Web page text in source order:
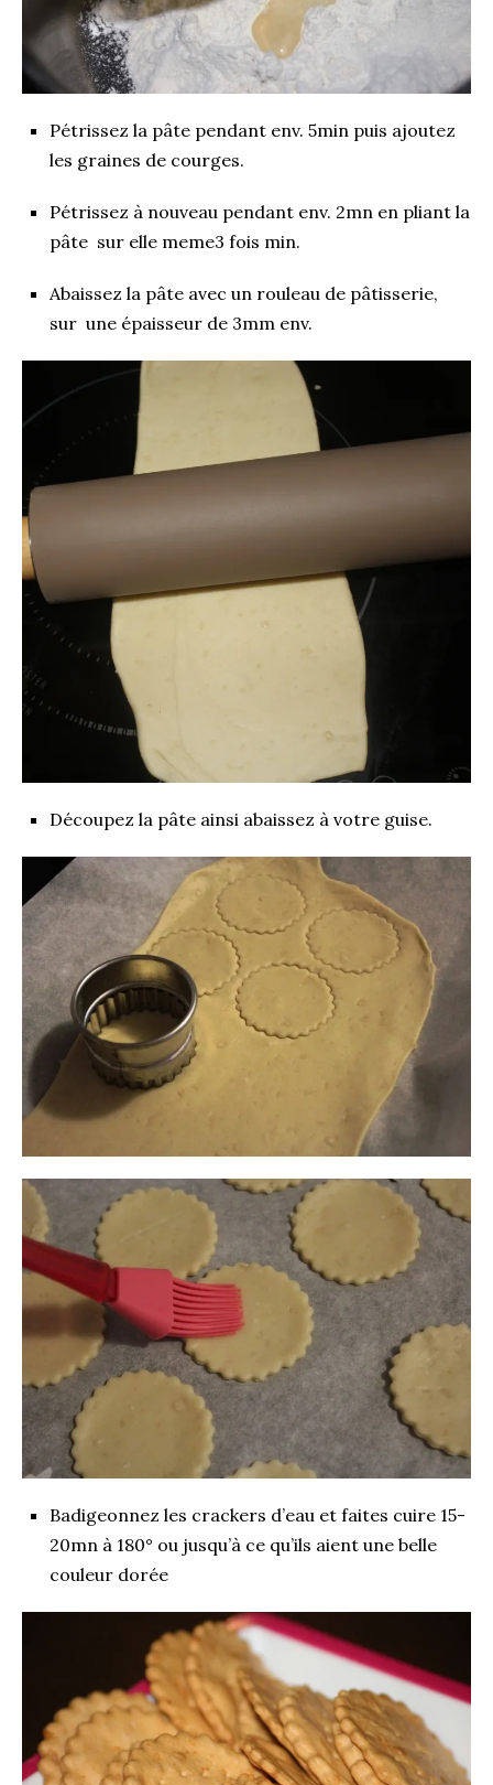
Pétrissez la pâte pendant env. 5min puis ajoutez
les graines de courges.
Pétrissez à nouveau pendant env. 2mn en pliant la
pâte sur elle meme3 fois min.
Abaissez la pâte avec un rouleau de pâtisserie,
sur une épaisseur de 3mm env.
Découpez la pâte ainsi abaissez à votre guise.
Badigeonnez les crackers d’eau et faites cuire 15-
20mn à 180° ou jusqu’à ce qu’ils aient une belle
couleur dorée